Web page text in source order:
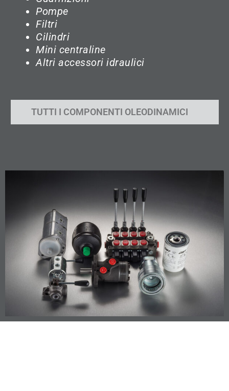
Pompe
Filtri
Cilindri
Mini centraline
Altri accessori idraulici
TUTTI I COMPONENTI OLEODINAMICI